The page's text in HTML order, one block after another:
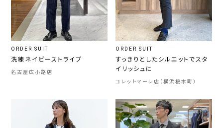
ORDER SUIT
洗練ネイビーストライプ
名古屋広小路店
ORDER SUIT
すっきりとしたシルエットでスタ
イリッシュに
コレットマーレ店（横浜桜木町）